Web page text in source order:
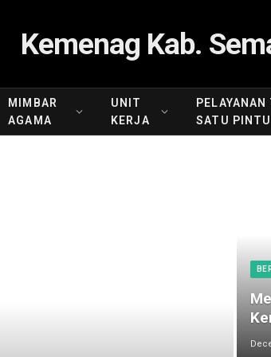
Kemenag Kab.
MIMBAR
AGAMA
UNIT
KERJA
PELAYANAN
SATU PINTU